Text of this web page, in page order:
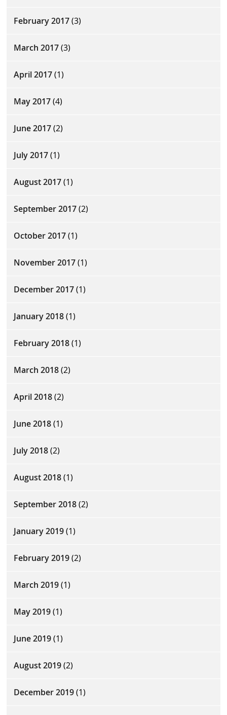
February 2017(3)
March 2017(3)
April 2017(1)
May 2017(4)
June 2017(2)
July 2017(1)
August 2017(1)
September 2017(2)
October 2017(1)
November 2017(1)
December 2017(1)
January 2018(1)
February 2018(1)
March 2018(2)
April 2018(2)
June 2018(1)
July 2018(2)
August 2018(1)
September 2018(2)
January 2019(1)
February 2019(2)
March 2019(1)
May 2019(1)
June 2019(1)
August 2019(2)
December 2019(1)